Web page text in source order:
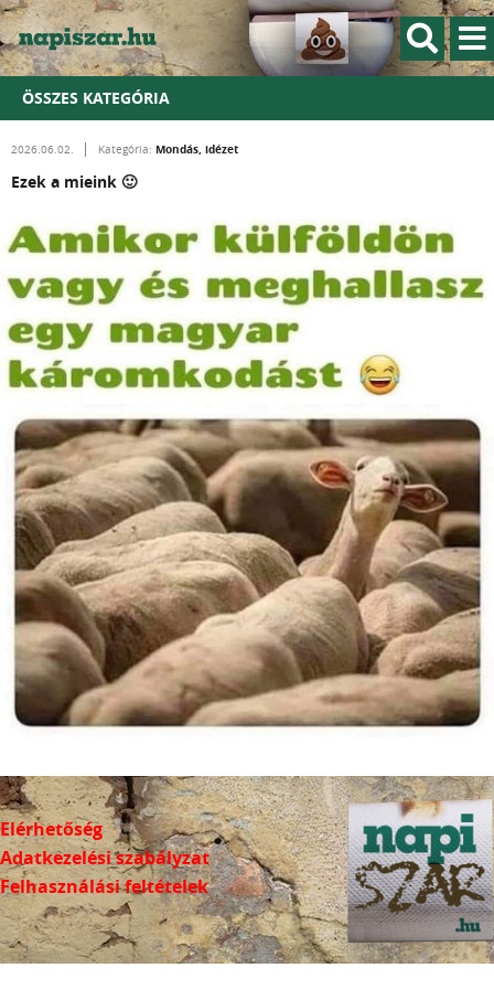
ÖSSZES KATEGÓRIA
2026.06.02. Kategória: Mondás, idézet
Ezek a mieink 🙂
Elérhetőség
Adatkezelési szabályzat
Felhasználási feltételek